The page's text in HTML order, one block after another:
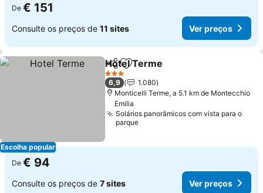
De € 151
Consulte os preços de 11 sites Ver preços
Escolha popular
PartilharAdicionar aos favoritos
Hotel Terme
3 Estrelas
6,9
1.080
Monticelli Terme, a 5.1 km de Montecchio
Emilia
Solários panorâmicos com vista para o
parque
De € 94
Consulte os preços de 7 sites Ver preços